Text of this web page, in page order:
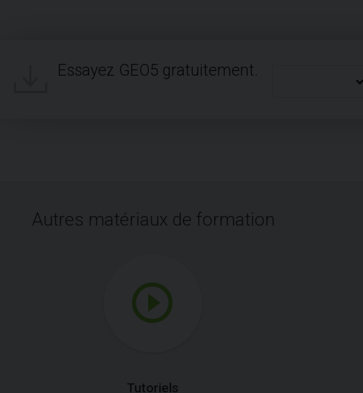
Essayez GEO5 gratuitement.
Autres matériaux de formation
Tutoriels